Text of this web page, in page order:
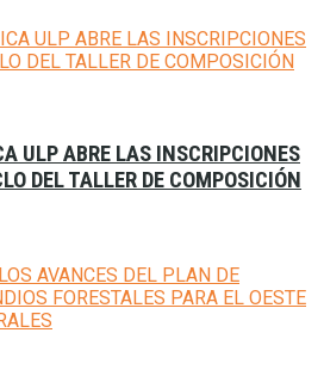
ULP ABRE LAS INSCRIPCIONES
DEL TALLER DE COMPOSICIÓN